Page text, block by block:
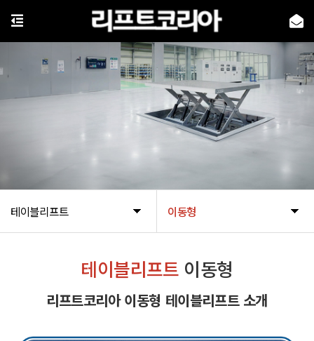
테이블리프트 이동형
테이블리프트 이동형
리프트코리아 이동형 테이블리프트 소개